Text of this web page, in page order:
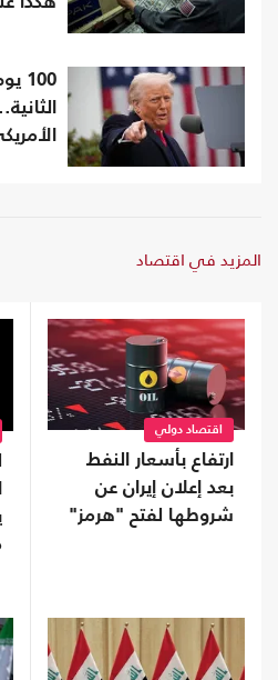
المزيد في اقتصاد
اقتصاد دولي
ارتفاع بأسعار النفط
بعد إعلان إيران عن
شروطها لفتح "هرمز"